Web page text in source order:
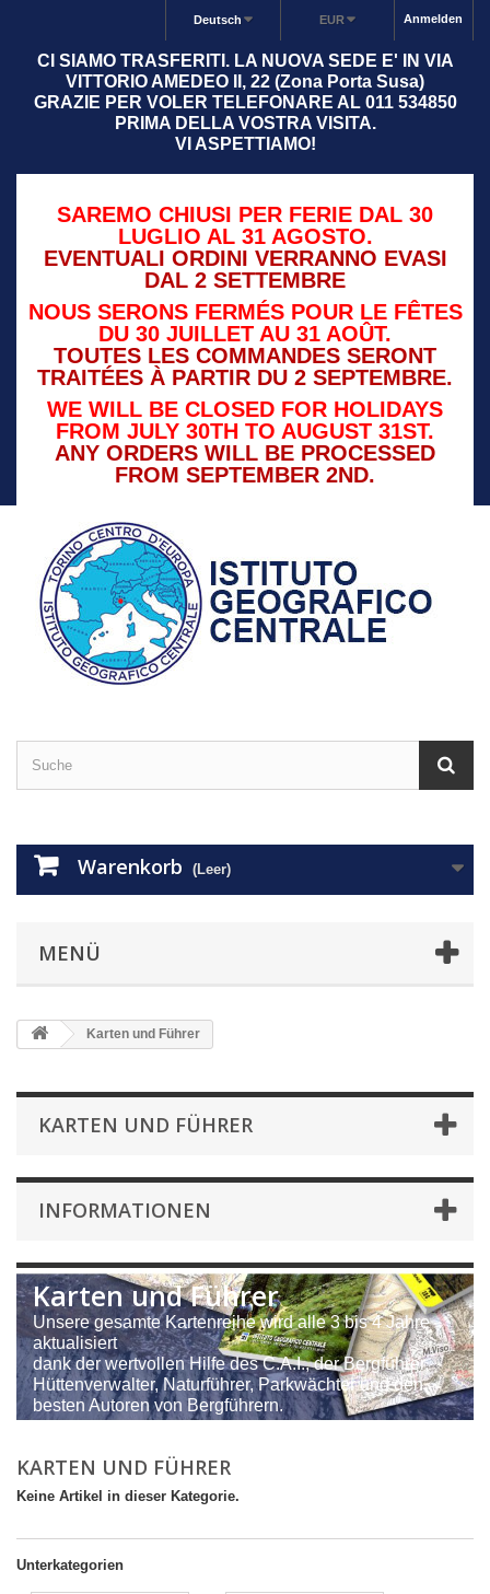
Anmelden
EUR
Deutsch
CI SIAMO TRASFERITI. LA NUOVA SEDE E' IN VIA
VITTORIO AMEDEO II, 22 (Zona Porta Susa)
GRAZIE PER VOLER TELEFONARE AL 011 534850
PRIMA DELLA VOSTRA VISITA.
VI ASPETTIAMO!
SAREMO CHIUSI PER FERIE DAL 30
LUGLIO AL 31 AGOSTO.
EVENTUALI ORDINI VERRANNO EVASI
DAL 2 SETTEMBRE
NOUS SERONS FERMÉS POUR LE FÊTES
DU 30 JUILLET AU 31 AOÛT.
TOUTES LES COMMANDES SERONT
TRAITÉES À PARTIR DU 2 SEPTEMBRE.
WE WILL BE CLOSED FOR HOLIDAYS
FROM JULY 30TH TO AUGUST 31ST.
ANY ORDERS WILL BE PROCESSED
FROM SEPTEMBER 2ND.
Warenkorb (Leer)
MENÜ
Karten und Führer
KARTEN UND FÜHRER
INFORMATIONEN
Karten und Führer
Unsere gesamte Kartenreihe wird alle 3 bis 4 Jahre
aktualisiert
dank der wertvollen Hilfe des C.A.I., der Bergführer,
Hüttenverwalter, Naturführer, Parkwächter und den
besten Autoren von Bergführern.
KARTEN UND FÜHRER
Keine Artikel in dieser Kategorie.
Unterkategorien